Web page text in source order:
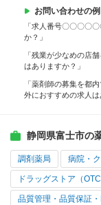
お問い合わせの例
「求人番号〇〇〇〇
か？」
「残業が少なめの店
はありますか？」
「薬剤師の募集を都
外におすすめの求人
静岡県富士市の
調剤薬局 病院・
ドラッグストア（OTC
品質管理・品質保証